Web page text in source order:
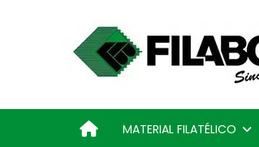
MATERIAL FILATÉLICO